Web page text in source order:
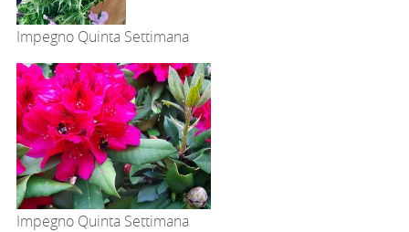
Impegno Quinta Settimana
Impegno Quinta Settimana